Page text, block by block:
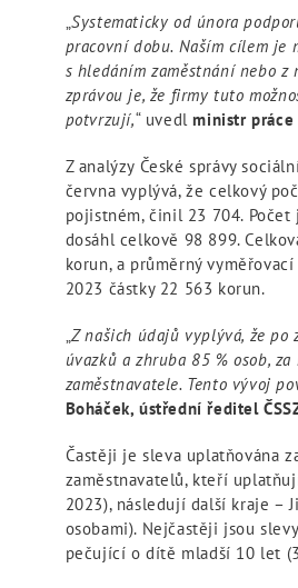
„Systematicky od února
pracovní dobu. Naším cílem
s hledáním zaměstnání nebo
zprávou je, že firmy tuto
potvrzují,“ uvedlministr práce
Z analýzy České správy
června vyplývá, že celkový
pojistném, činil 23 704.
dosáhl celkově 98 899.
korun, a průměrný
2023 částky 22 563 korun.
„Z našich údajů vyplývá, že
úvazků a zhruba 85 % osob,
zaměstnavatele. Tento vývoj
Boháček, ústřední ředitel
Častěji je sleva uplatňována
zaměstnavatelů, kteří
2023), následují další kraje –
osobami). Nejčastěji jsou
pečující o dítě mladší 10 let